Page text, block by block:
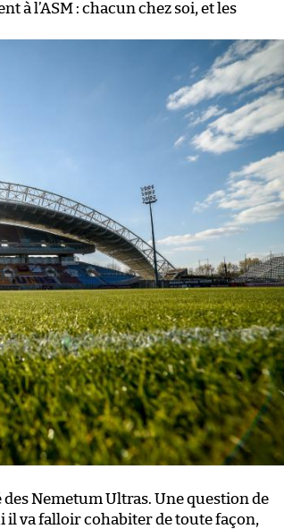
à l’ASM : chacun chez soi, et les
des Nemetum Ultras. Une question de
il va falloir cohabiter de toute façon,